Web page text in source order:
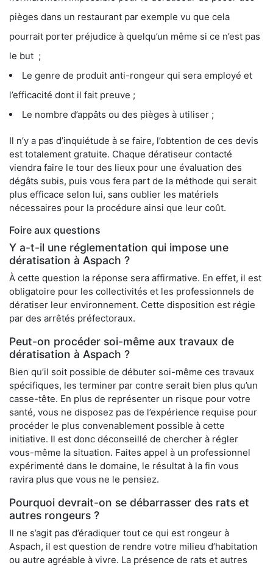
pièges dans un restaurant par exemple vu que cela
pourrait porter préjudice à quelqu’un même si ce n’est pas
le but ;
Le genre de produit anti-rongeur qui sera employé et
l’efficacité dont il fait preuve ;
Le nombre d’appâts ou des pièges à utiliser ;
Il n’y a pas d’inquiétude à se faire, l’obtention de ces devis
est totalement gratuite. Chaque dératiseur contacté
viendra faire le tour des lieux pour une évaluation des
dégâts subis, puis vous fera part de la méthode qui serait
plus efficace selon lui, sans oublier les matériels
nécessaires pour la procédure ainsi que leur coût.
Foire aux questions
Y a-t-il une réglementation qui impose une
dératisation à Aspach ?
À cette question la réponse sera affirmative. En effet, il est
obligatoire pour les collectivités et les professionnels de
dératiser leur environnement. Cette disposition est régie
par des arrêtés préfectoraux.
Peut-on procéder soi-même aux travaux de
dératisation à Aspach ?
Bien qu’il soit possible de débuter soi-même ces travaux
spécifiques, les terminer par contre serait bien plus qu’un
casse-tête. En plus de représenter un risque pour votre
santé, vous ne disposez pas de l’expérience requise pour
procéder le plus convenablement possible à cette
initiative. Il est donc déconseillé de chercher à régler
vous-même la situation. Faites appel à un professionnel
expérimenté dans le domaine, le résultat à la fin vous
ravira plus que vous ne le pensiez.
Pourquoi devrait-on se débarrasser des rats et
autres rongeurs ?
Il ne s’agit pas d’éradiquer tout ce qui est rongeur à
Aspach, il est question de rendre votre milieu d’habitation
ou autre agréable à vivre. La présence de rats et autres